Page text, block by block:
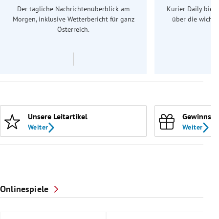
Der tägliche Nachrichtenüberblick am
Morgen, inklusive Wetterbericht für ganz
Österreich.
Kurier Daily
über die
Unsere Leitartikel
Weiter Weiter
Onlinespiele